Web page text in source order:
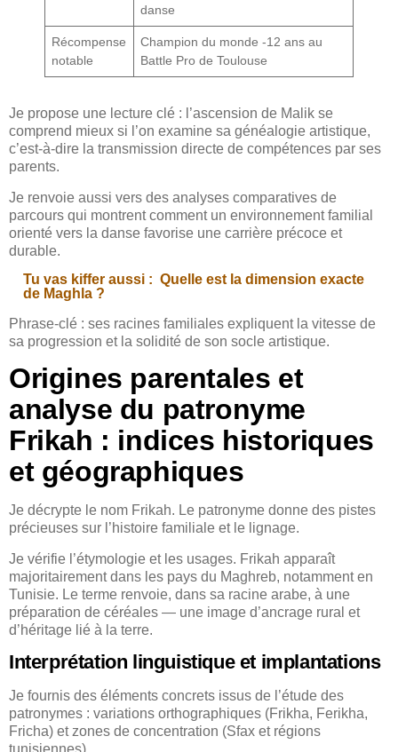
danse
Récompense
notable
Champion du monde -12 ans au
Battle Pro de Toulouse
Je propose une lecture clé : l’ascension de Malik se
comprend mieux si l’on examine sa généalogie artistique,
c’est-à-dire la transmission directe de compétences par ses
parents.
Je renvoie aussi vers des analyses comparatives de
parcours qui montrent comment un environnement familial
orienté vers la danse favorise une carrière précoce et
durable.
Tu vas kiffer aussi : Quelle est la dimension exacte
de Maghla ?
Phrase-clé : ses racines familiales expliquent la vitesse de
sa progression et la solidité de son socle artistique.
Origines parentales et
analyse du patronyme
Frikah : indices historiques
et géographiques
Je décrypte le nom Frikah. Le patronyme donne des pistes
précieuses sur l’histoire familiale et le lignage.
Je vérifie l’étymologie et les usages. Frikah apparaît
majoritairement dans les pays du Maghreb, notamment en
Tunisie. Le terme renvoie, dans sa racine arabe, à une
préparation de céréales — une image d’ancrage rural et
d’héritage lié à la terre.
Interprétation linguistique et implantations
Je fournis des éléments concrets issus de l’étude des
patronymes : variations orthographiques (Frikha, Ferikha,
Fricha) et zones de concentration (Sfax et régions